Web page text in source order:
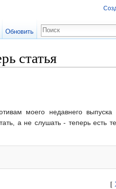
статья
моего недавнего
а не слушать - теперь есть
[
Обновить